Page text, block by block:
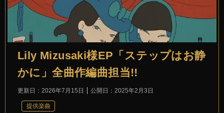
Lily Mizusaki様EP「ステップはお静
かに」全曲作編曲担当!!
更新日： 2026年7月15日 公開日： 2025年2月3日
提供楽曲